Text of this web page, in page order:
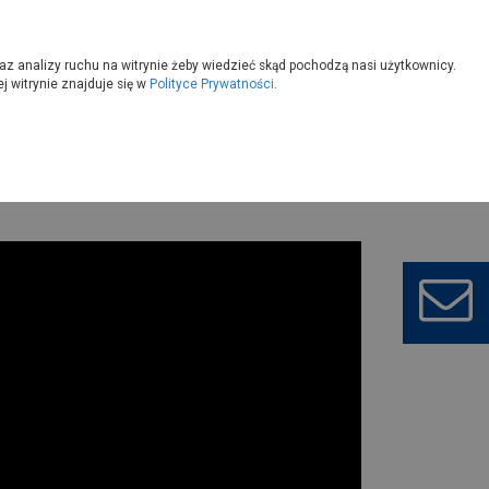
musi mieć zapach dymu?
analizy ruchu na witrynie żeby wiedzieć skąd pochodzą nasi użytkownicy.
witrynie znajduje się w Polityce Prywatności.